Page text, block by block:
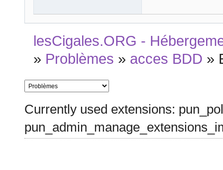
lesCigales.ORG -
» Problèmes » acces BDD »
Currently used extensions: